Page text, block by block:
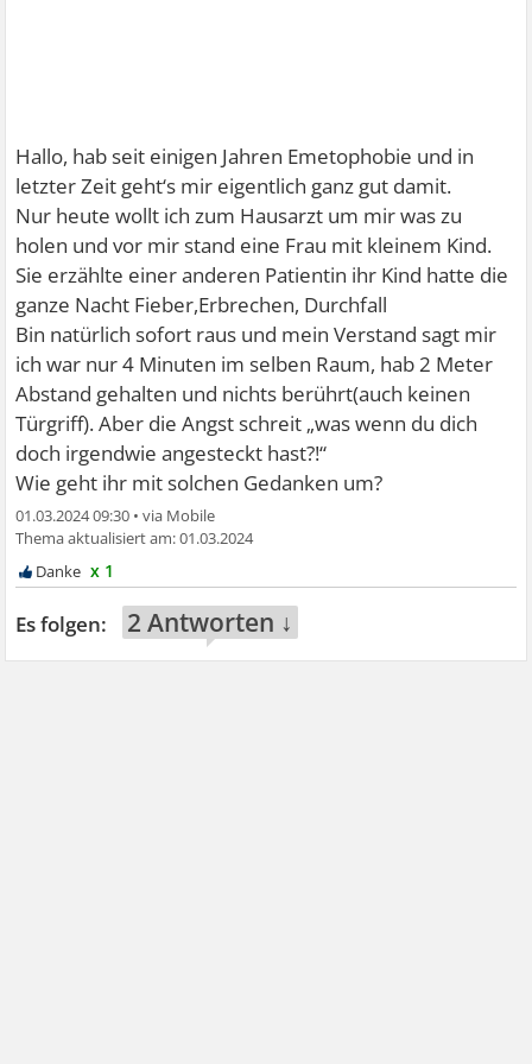
Hallo, hab seit einigen Jahren Emetophobie und in
letzter Zeit geht‘s mir eigentlich ganz gut damit.
Nur heute wollt ich zum Hausarzt um mir was zu
holen und vor mir stand eine Frau mit kleinem Kind.
Sie erzählte einer anderen Patientin ihr Kind hatte die
ganze Nacht Fieber,Erbrechen, Durchfall
Bin natürlich sofort raus und mein Verstand sagt mir
ich war nur 4 Minuten im selben Raum, hab 2 Meter
Abstand gehalten und nichts berührt(auch keinen
Türgriff). Aber die Angst schreit „was wenn du dich
doch irgendwie angesteckt hast?!“
Wie geht ihr mit solchen Gedanken um?
01.03.2024 09:30 •
01.03.2024
x 1
2 Antworten ↓